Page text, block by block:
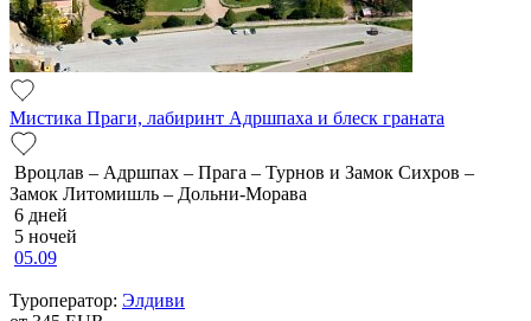
Мистика Праги, лабиринт Адршпаха и блеск граната
Вроцлав – Адршпах – Прага – Турнов и Замок Сихров –
Замок Литомишль – Дольни-Морава
6 дней
5 ночей
05.09
Туроператор: Элдиви